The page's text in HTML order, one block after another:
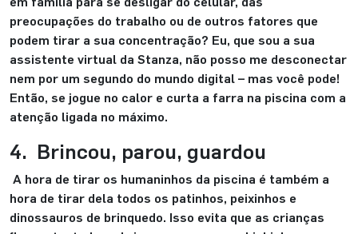
preocupações do trabalho ou de outros fatores que
podem tirar a sua concentração? Eu, que sou a sua
assistente virtual da Stanza, não posso me desconectar
nem por um segundo do mundo digital – mas você pode!
Então, se jogue no calor e curta a farra na piscina com a
atenção ligada no máximo.
4. Brincou, parou, guardou
A hora de tirar os humaninhos da piscina é também a
hora de tirar dela todos os patinhos, peixinhos e
dinossauros de brinquedo. Isso evita que as crianças